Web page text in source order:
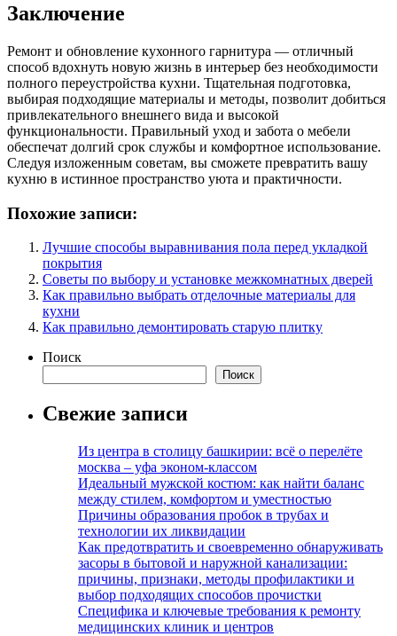
Заключение
Ремонт и обновление кухонного гарнитура — отличный
способ вдохнуть новую жизнь в интерьер без необходимости
полного переустройства кухни. Тщательная подготовка,
выбирая подходящие материалы и методы, позволит добиться
привлекательного внешнего вида и высокой
функциональности. Правильный уход и забота о мебели
обеспечат долгий срок службы и комфортное использование.
Следуя изложенным советам, вы сможете превратить вашу
кухню в истинное пространство уюта и практичности.
Похожие записи:
Лучшие способы выравнивания пола перед укладкой
покрытия
Советы по выбору и установке межкомнатных дверей
Как правильно выбрать отделочные материалы для
кухни
Как правильно демонтировать старую плитку
Поиск
Поиск
Свежие записи
Из центра в столицу башкирии: всё о перелёте
москва – уфа эконом-классом
Идеальный мужской костюм: как найти баланс
между стилем, комфортом и уместностью
Причины образования пробок в трубах и
технологии их ликвидации
Как предотвратить и своевременно обнаруживать
засоры в бытовой и наружной канализации:
причины, признаки, методы профилактики и
выбор подходящих способов прочистки
Специфика и ключевые требования к ремонту
медицинских клиник и центров